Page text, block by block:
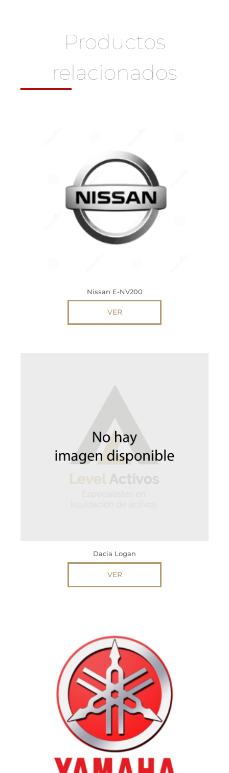
Productos
relacionados
Nissan E-NV200
VER
Dacia Logan
VER